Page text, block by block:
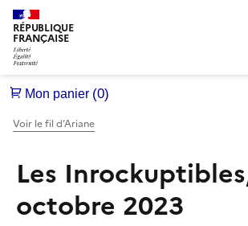
RÉPUBLIQUE
FRANÇAISE
Voir le fil d’Ariane
Les
octobre 2023